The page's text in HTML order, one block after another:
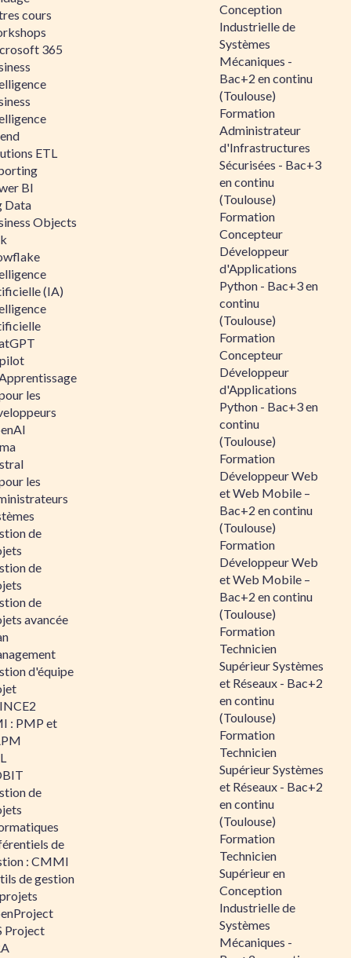
cours
365
ETL
BI
Data
Objects
(IA)
les
les
de
de
de
avancée
d'équipe
: PMP et
de
de
: CMMI
de gestion
Project
Conception
Industrielle de
Systèmes
Mécaniques -
Bac+2 en continu
(Toulouse)
Formation
Administrateur
d'Infrastructures
Sécurisées - Bac+3
en continu
(Toulouse)
Formation
Concepteur
Développeur
d'Applications
Python - Bac+3 en
continu
(Toulouse)
Formation
Concepteur
Développeur
d'Applications
Python - Bac+3 en
continu
(Toulouse)
Formation
Développeur Web
et Web Mobile –
Bac+2 en continu
(Toulouse)
Formation
Développeur Web
et Web Mobile –
Bac+2 en continu
(Toulouse)
Formation
Technicien
Supérieur Systèmes
et Réseaux - Bac+2
en continu
(Toulouse)
Formation
Technicien
Supérieur Systèmes
et Réseaux - Bac+2
en continu
(Toulouse)
Formation
Technicien
Supérieur en
Conception
Industrielle de
Systèmes
Mécaniques -